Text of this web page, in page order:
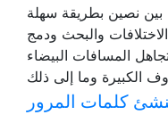
بين نصين بطريقة سهلة
والبحث ودمج
تجاهل المسافات البيضاء
كلمات المرور